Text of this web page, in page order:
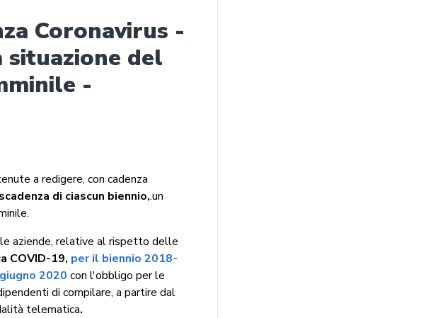
Coronavirus -
del
-
a redigere, con cadenza
di ciascun biennio,.un
aziende, relative al rispetto delle
COVID-19, per il biennio 2018-
2020 con l'obbligo per le
di compilare, a partire dal
telematica.